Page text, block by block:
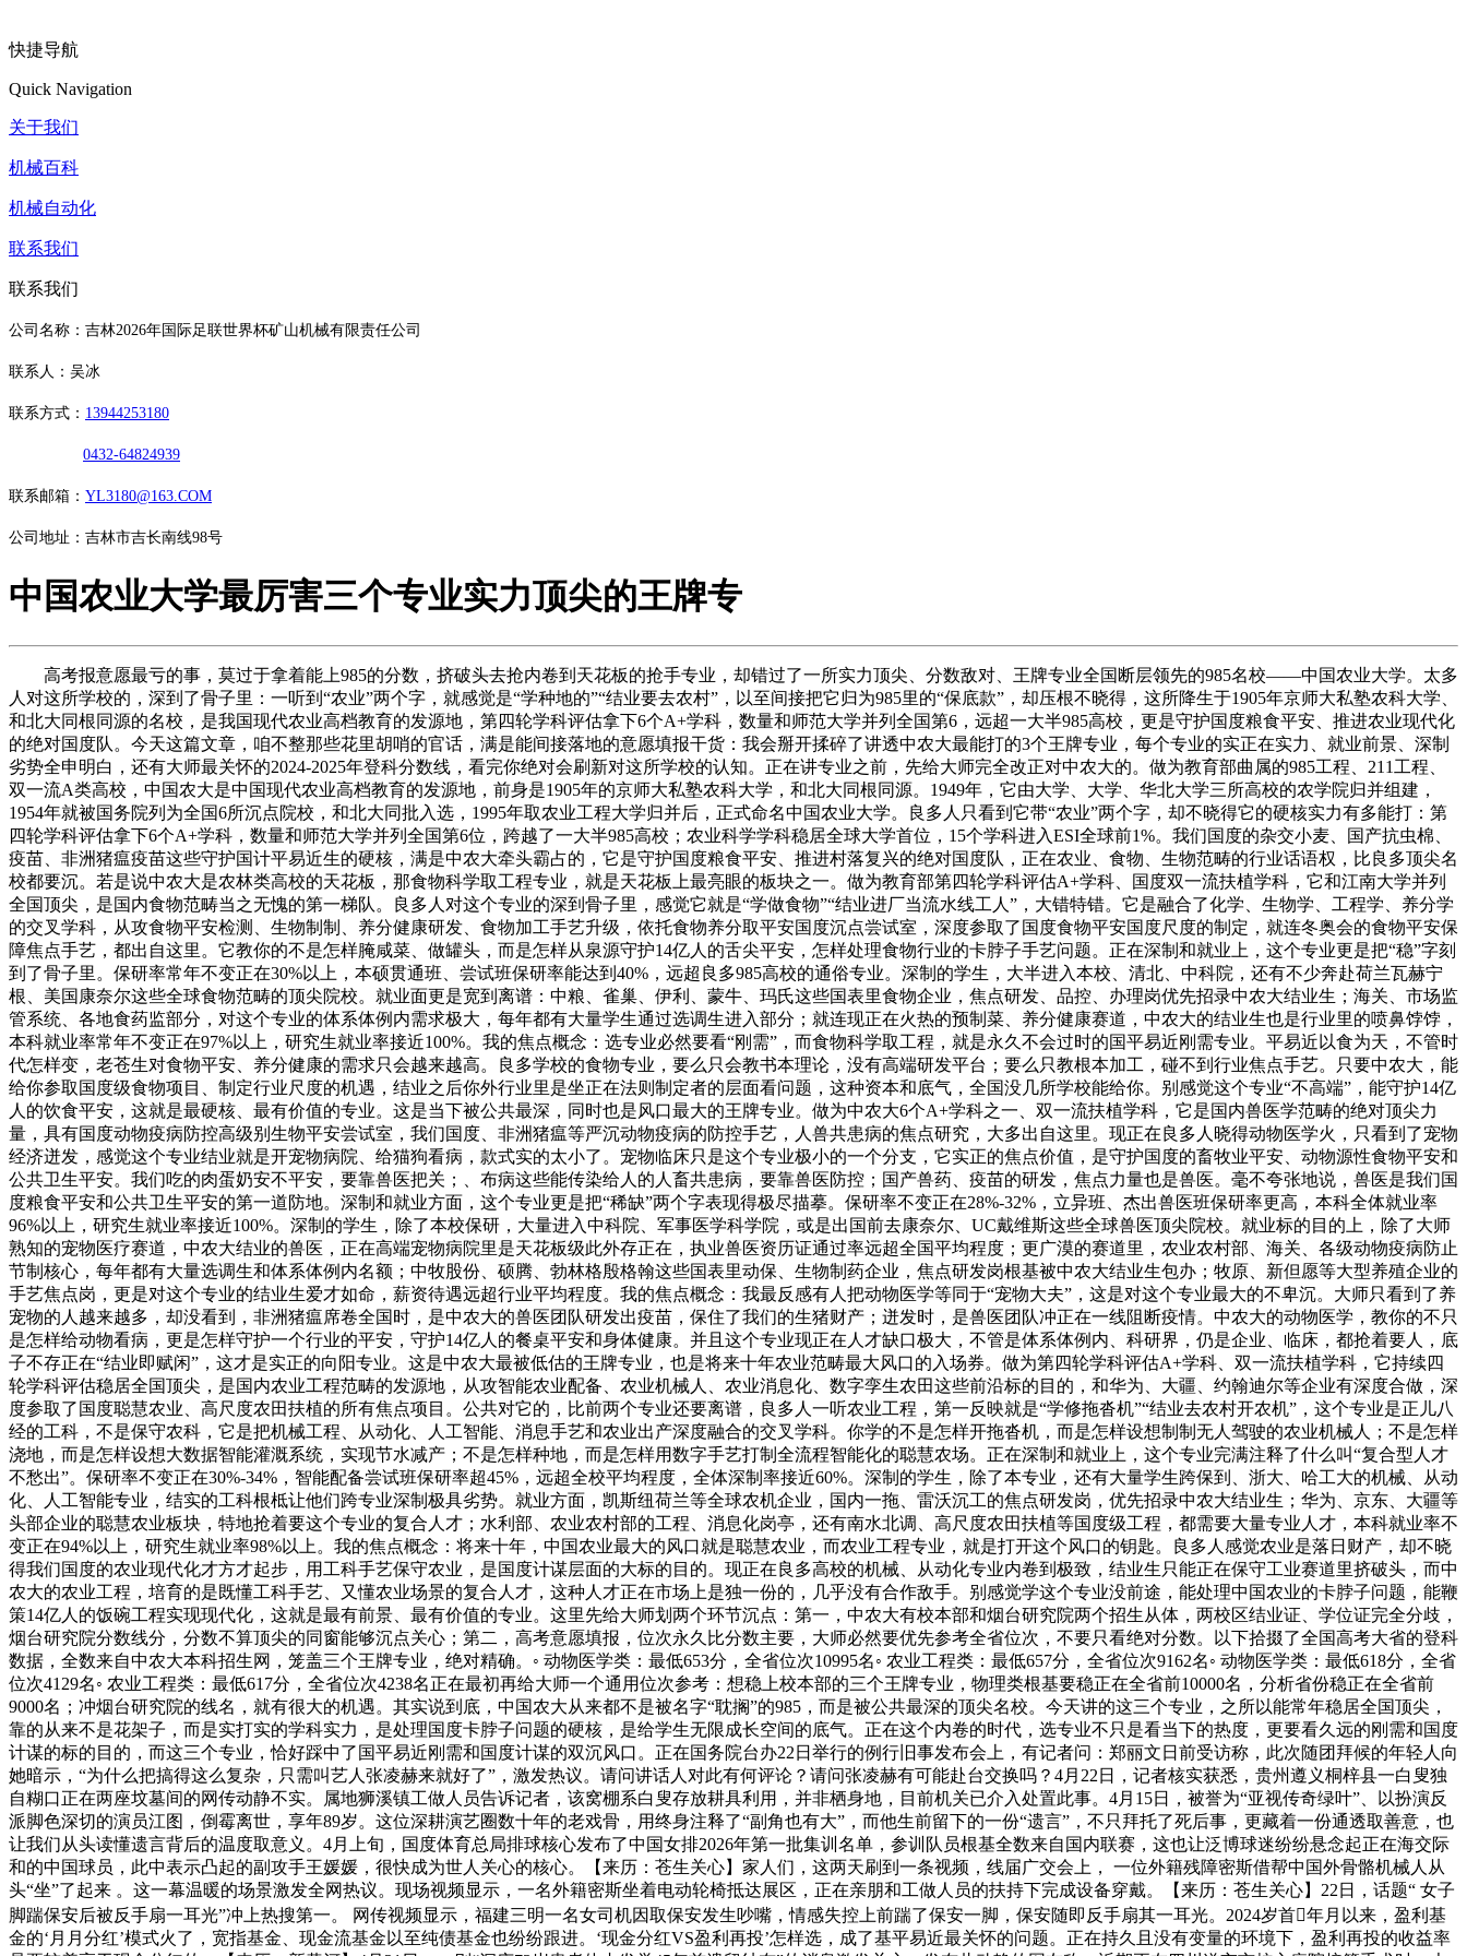
快捷导航
Quick Navigation
关于我们
机械百科
机械自动化
联系我们
联系我们
公司名称：吉林2026年国际足联世界杯矿山机械有限责任公司
联系人：吴冰
联系方式： 13944253180
0432-64824939
联系邮箱： YL3180@163.COM
公司地址：吉林市吉长南线98号
中国农业大学最厉害三个专业实力顶尖的王牌专
高考报意愿最亏的事，莫过于拿着能上985的分数，挤破头去抢内卷到天花板的抢手专业，却错过了一所实力顶尖、分数敌对、王牌专业全国断层领先的985名校——中国农业大学。太多
人对这所学校的，深到了骨子里：一听到“农业”两个字，就感觉是“学种地的”“结业要去农村”，以至间接把它归为985里的“保底款”，却压根不晓得，这所降生于1905年京师大私塾农科大学、
和北大同根同源的名校，是我国现代农业高档教育的发源地，第四轮学科评估拿下6个A+学科，数量和师范大学并列全国第6，远超一大半985高校，更是守护国度粮食平安、推进农业现代化
的绝对国度队。今天这篇文章，咱不整那些花里胡哨的官话，满是能间接落地的意愿填报干货：我会掰开揉碎了讲透中农大最能打的3个王牌专业，每个专业的实正在实力、就业前景、深制
劣势全申明白，还有大师最关怀的2024-2025年登科分数线，看完你绝对会刷新对这所学校的认知。正在讲专业之前，先给大师完全改正对中农大的。做为教育部曲属的985工程、211工程、
双一流A类高校，中国农大是中国现代农业高档教育的发源地，前身是1905年的京师大私塾农科大学，和北大同根同源。1949年，它由大学、大学、华北大学三所高校的农学院归并组建，
1954年就被国务院列为全国6所沉点院校，和北大同批入选，1995年取农业工程大学归并后，正式命名中国农业大学。良多人只看到它带“农业”两个字，却不晓得它的硬核实力有多能打：第
四轮学科评估拿下6个A+学科，数量和师范大学并列全国第6位，跨越了一大半985高校；农业科学学科稳居全球大学首位，15个学科进入ESI全球前1%。我们国度的杂交小麦、国产抗虫棉、
疫苗、非洲猪瘟疫苗这些守护国计平易近生的硬核，满是中农大牵头霸占的，它是守护国度粮食平安、推进村落复兴的绝对国度队，正在农业、食物、生物范畴的行业话语权，比良多顶尖名
校都要沉。若是说中农大是农林类高校的天花板，那食物科学取工程专业，就是天花板上最亮眼的板块之一。做为教育部第四轮学科评估A+学科、国度双一流扶植学科，它和江南大学并列
全国顶尖，是国内食物范畴当之无愧的第一梯队。良多人对这个专业的深到骨子里，感觉它就是“学做食物”“结业进厂当流水线工人”，大错特错。它是融合了化学、生物学、工程学、养分学
的交叉学科，从攻食物平安检测、生物制制、养分健康研发、食物加工手艺升级，依托食物养分取平安国度沉点尝试室，深度参取了国度食物平安国度尺度的制定，就连冬奥会的食物平安保
障焦点手艺，都出自这里。它教你的不是怎样腌咸菜、做罐头，而是怎样从泉源守护14亿人的舌尖平安，怎样处理食物行业的卡脖子手艺问题。正在深制和就业上，这个专业更是把“稳”字刻
到了骨子里。保研率常年不变正在30%以上，本硕贯通班、尝试班保研率能达到40%，远超良多985高校的通俗专业。深制的学生，大半进入本校、清北、中科院，还有不少奔赴荷兰瓦赫宁
根、美国康奈尔这些全球食物范畴的顶尖院校。就业面更是宽到离谱：中粮、雀巢、伊利、蒙牛、玛氏这些国表里食物企业，焦点研发、品控、办理岗优先招录中农大结业生；海关、市场监
管系统、各地食药监部分，对这个专业的体系体例内需求极大，每年都有大量学生通过选调生进入部分；就连现正在火热的预制菜、养分健康赛道，中农大的结业生也是行业里的喷鼻饽饽，
本科就业率常年不变正在97%以上，研究生就业率接近100%。我的焦点概念：选专业必然要看“刚需”，而食物科学取工程，就是永久不会过时的国平易近刚需专业。平易近以食为天，不管时
代怎样变，老苍生对食物平安、养分健康的需求只会越来越高。良多学校的食物专业，要么只会教书本理论，没有高端研发平台；要么只教根本加工，碰不到行业焦点手艺。只要中农大，能
给你参取国度级食物项目、制定行业尺度的机遇，结业之后你外行业里是坐正在法则制定者的层面看问题，这种资本和底气，全国没几所学校能给你。别感觉这个专业“不高端”，能守护14亿
人的饮食平安，这就是最硬核、最有价值的专业。这是当下被公共最深，同时也是风口最大的王牌专业。做为中农大6个A+学科之一、双一流扶植学科，它是国内兽医学范畴的绝对顶尖力
量，具有国度动物疫病防控高级别生物平安尝试室，我们国度、非洲猪瘟等严沉动物疫病的防控手艺，人兽共患病的焦点研究，大多出自这里。现正在良多人晓得动物医学火，只看到了宠物
经济迸发，感觉这个专业结业就是开宠物病院、给猫狗看病，款式实的太小了。宠物临床只是这个专业极小的一个分支，它实正的焦点价值，是守护国度的畜牧业平安、动物源性食物平安和
公共卫生平安。我们吃的肉蛋奶安不平安，要靠兽医把关；、布病这些能传染给人的人畜共患病，要靠兽医防控；国产兽药、疫苗的研发，焦点力量也是兽医。毫不夸张地说，兽医是我们国
度粮食平安和公共卫生平安的第一道防地。深制和就业方面，这个专业更是把“稀缺”两个字表现得极尽描摹。保研率不变正在28%-32%，立异班、杰出兽医班保研率更高，本科全体就业率
96%以上，研究生就业率接近100%。深制的学生，除了本校保研，大量进入中科院、军事医学科学院，或是出国前去康奈尔、UC戴维斯这些全球兽医顶尖院校。就业标的目的上，除了大师
熟知的宠物医疗赛道，中农大结业的兽医，正在高端宠物病院里是天花板级此外存正在，执业兽医资历证通过率远超全国平均程度；更广漠的赛道里，农业农村部、海关、各级动物疫病防止
节制核心，每年都有大量选调生和体系体例内名额；中牧股份、硕腾、勃林格殷格翰这些国表里动保、生物制药企业，焦点研发岗根基被中农大结业生包办；牧原、新但愿等大型养殖企业的
手艺焦点岗，更是对这个专业的结业生爱才如命，薪资待遇远超行业平均程度。我的焦点概念：我最反感有人把动物医学等同于“宠物大夫”，这是对这个专业最大的不卑沉。大师只看到了养
宠物的人越来越多，却没看到，非洲猪瘟席卷全国时，是中农大的兽医团队研发出疫苗，保住了我们的生猪财产；迸发时，是兽医团队冲正在一线阻断疫情。中农大的动物医学，教你的不只
是怎样给动物看病，更是怎样守护一个行业的平安，守护14亿人的餐桌平安和身体健康。并且这个专业现正在人才缺口极大，不管是体系体例内、科研界，仍是企业、临床，都抢着要人，底
子不存正在“结业即赋闲”，这才是实正的向阳专业。这是中农大最被低估的王牌专业，也是将来十年农业范畴最大风口的入场券。做为第四轮学科评估A+学科、双一流扶植学科，它持续四
轮学科评估稳居全国顶尖，是国内农业工程范畴的发源地，从攻智能农业配备、农业机械人、农业消息化、数字孪生农田这些前沿标的目的，和华为、大疆、约翰迪尔等企业有深度合做，深
度参取了国度聪慧农业、高尺度农田扶植的所有焦点项目。公共对它的，比前两个专业还要离谱，良多人一听农业工程，第一反映就是“学修拖沓机”“结业去农村开农机”，这个专业是正儿八
经的工科，不是保守农科，它是把机械工程、从动化、人工智能、消息手艺和农业出产深度融合的交叉学科。你学的不是怎样开拖沓机，而是怎样设想制制无人驾驶的农业机械人；不是怎样
浇地，而是怎样设想大数据智能灌溉系统，实现节水减产；不是怎样种地，而是怎样用数字手艺打制全流程智能化的聪慧农场。正在深制和就业上，这个专业完满注释了什么叫“复合型人才
不愁出”。保研率不变正在30%-34%，智能配备尝试班保研率超45%，远超全校平均程度，全体深制率接近60%。深制的学生，除了本专业，还有大量学生跨保到、浙大、哈工大的机械、从动
化、人工智能专业，结实的工科根柢让他们跨专业深制极具劣势。就业方面，凯斯纽荷兰等全球农机企业，国内一拖、雷沃沉工的焦点研发岗，优先招录中农大结业生；华为、京东、大疆等
头部企业的聪慧农业板块，特地抢着要这个专业的复合人才；水利部、农业农村部的工程、消息化岗亭，还有南水北调、高尺度农田扶植等国度级工程，都需要大量专业人才，本科就业率不
变正在94%以上，研究生就业率98%以上。我的焦点概念：将来十年，中国农业最大的风口就是聪慧农业，而农业工程专业，就是打开这个风口的钥匙。良多人感觉农业是落日财产，却不晓
得我们国度的农业现代化才方才起步，用工科手艺保守农业，是国度计谋层面的大标的目的。现正在良多高校的机械、从动化专业内卷到极致，结业生只能正在保守工业赛道里挤破头，而中
农大的农业工程，培育的是既懂工科手艺、又懂农业场景的复合人才，这种人才正在市场上是独一份的，几乎没有合作敌手。别感觉学这个专业没前途，能处理中国农业的卡脖子问题，能鞭
策14亿人的饭碗工程实现现代化，这就是最有前景、最有价值的专业。这里先给大师划两个环节沉点：第一，中农大有校本部和烟台研究院两个招生从体，两校区结业证、学位证完全分歧，
烟台研究院分数线分，分数不算顶尖的同窗能够沉点关心；第二，高考意愿填报，位次永久比分数主要，大师必然要优先参考全省位次，不要只看绝对分数。以下拾掇了全国高考大省的登科
数据，全数来自中农大本科招生网，笼盖三个王牌专业，绝对精确。◦ 动物医学类：最低653分，全省位次10995名◦ 农业工程类：最低657分，全省位次9162名◦ 动物医学类：最低618分，全省
位次4129名◦ 农业工程类：最低617分，全省位次4238名正在最初再给大师一个通用位次参考：想稳上校本部的三个王牌专业，物理类根基要稳正在全省前10000名，分析省份稳正在全省前
9000名；冲烟台研究院的线名，就有很大的机遇。其实说到底，中国农大从来都不是被名字“耽搁”的985，而是被公共最深的顶尖名校。今天讲的这三个专业，之所以能常年稳居全国顶尖，
靠的从来不是花架子，而是实打实的学科实力，是处理国度卡脖子问题的硬核，是给学生无限成长空间的底气。正在这个内卷的时代，选专业不只是看当下的热度，更要看久远的刚需和国度
计谋的标的目的，而这三个专业，恰好踩中了国平易近刚需和国度计谋的双沉风口。正在国务院台办22日举行的例行旧事发布会上，有记者问：郑丽文日前受访称，此次随团拜候的年轻人向
她暗示，“为什么把搞得这么复杂，只需叫艺人张凌赫来就好了”，激发热议。请问讲话人对此有何评论？请问张凌赫有可能赴台交换吗？4月22日，记者核实获悉，贵州遵义桐梓县一白叟独
自糊口正在两座坟墓间的网传动静不实。属地狮溪镇工做人员告诉记者，该窝棚系白叟存放耕具利用，并非栖身地，目前机关已介入处置此事。4月15日，被誉为“亚视传奇绿叶”、以扮演反
派脚色深切的演员江图，倒霉离世，享年89岁。这位深耕演艺圈数十年的老戏骨，用终身注释了“副角也有大”，而他生前留下的一份“遗言”，不只拜托了死后事，更藏着一份通透取善意，也
让我们从头读懂遗言背后的温度取意义。4月上旬，国度体育总局排球核心发布了中国女排2026年第一批集训名单，参训队员根基全数来自国内联赛，这也让泛博球迷纷纷悬念起正在海交际
和的中国球员，此中表示凸起的副攻手王媛媛，很快成为世人关心的核心。【来历：苍生关心】家人们，这两天刷到一条视频，线届广交会上， 一位外籍残障密斯借帮中国外骨骼机械人从
头“坐”了起来 。这一幕温暖的场景激发全网热议。现场视频显示，一名外籍密斯坐着电动轮椅抵达展区，正在亲朋和工做人员的扶持下完成设备穿戴。【来历：苍生关心】22日，话题“ 女子
脚踹保安后被反手扇一耳光”冲上热搜第一。 网传视频显示，福建三明一名女司机因取保安发生吵嘴，情感失控上前踹了保安一脚，保安随即反手扇其一耳光。2024岁首年月以来，盈利基
金的‘月月分红’模式火了，宽指基金、现金流基金以至纯债基金也纷纷跟进。‘现金分红VS盈利再投’怎样选，成了基平易近最关怀的问题。正在持久且没有变量的环境下，盈利再投的收益率